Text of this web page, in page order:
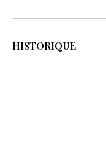
HISTORIQUE